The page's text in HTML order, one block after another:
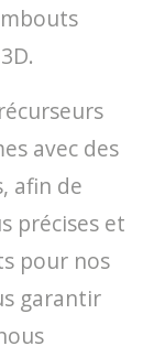
avec des
afin de
précises et
pour nos
garantir